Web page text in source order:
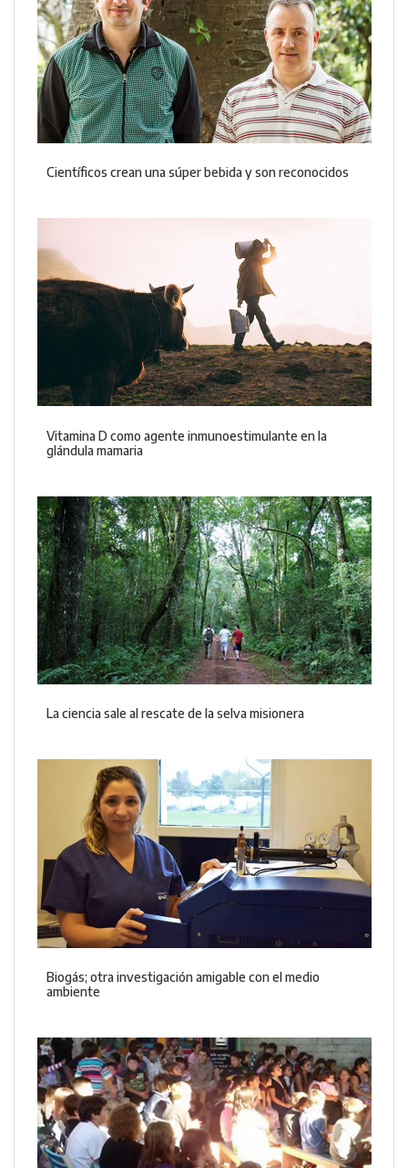
Científicos crean una súper bebida y son reconocidos
Vitamina D como agente inmunoestimulante en la
glándula mamaria
La ciencia sale al rescate de la selva misionera
Biogás; otra investigación amigable con el medio
ambiente